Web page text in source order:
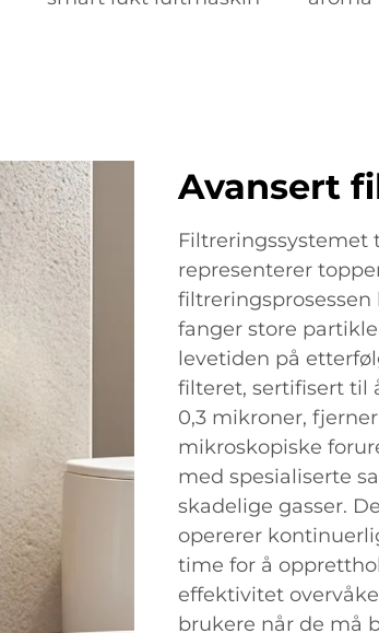
Avansert
Filtreringssystemet
representerer
fanger store
levetiden på
filteret, sertifisert til
0,3 mikroner,
mikroskopiske
med spesialiserte
skadelige gasser.
opererer
time for å
effektivitet
brukere når de må